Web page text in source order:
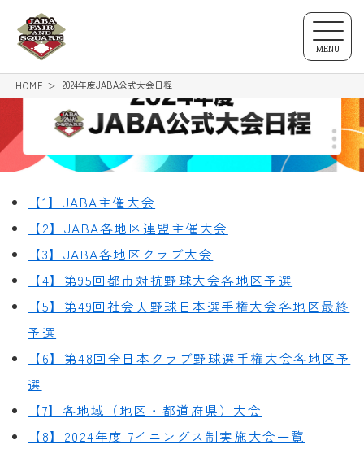
MENU
HOME 2024年度JABA公式大会日程
【1】JABA主催大会
【2】JABA各地区連盟主催大会
【3】JABA各地区クラブ大会
【4】第95回都市対抗野球大会各地区予選
【5】第49回社会人野球日本選手権大会各地区最終
予選
【6】第48回全日本クラブ野球選手権大会各地区予
選
【7】各地域（地区・都道府県）大会
【8】2024年度 7イニングス制実施大会一覧